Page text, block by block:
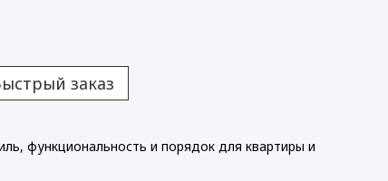
заказ
функциональность и порядок для квартиры и